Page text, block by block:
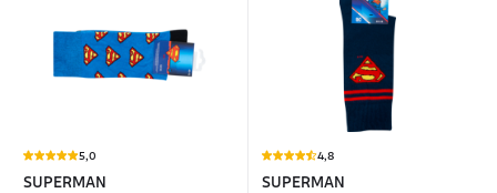
5,0
SUPERMAN
4,8
SUPERMAN